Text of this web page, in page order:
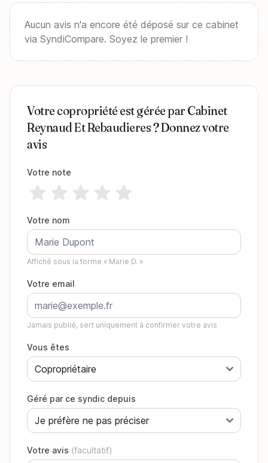
Aucun avis n'a encore été déposé sur ce cabinet
via SyndiCompare. Soyez le premier !
Votre copropriété est gérée par Cabinet
Reynaud Et Rebaudieres ? Donnez votre
avis
Votre note
Votre nom
Affiché sous la forme « Marie D. »
Votre email
Jamais publié, sert uniquement à confirmer votre avis
Vous êtes
Géré par ce syndic depuis
Votre avis (facultatif)